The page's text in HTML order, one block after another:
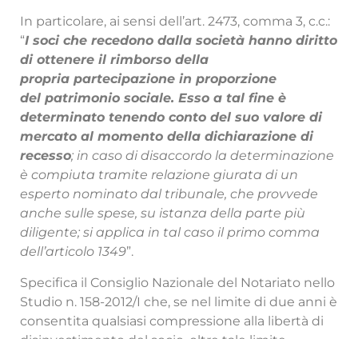
In particolare, ai sensi dell’art. 2473, comma 3, c.c.:
“I soci che recedono dalla società hanno diritto
di ottenere il rimborso della
propria partecipazione in proporzione
del patrimonio sociale. Esso a tal fine è
determinato tenendo conto del suo valore di
mercato al momento della dichiarazione di
recesso; in caso di disaccordo la determinazione
è compiuta tramite relazione giurata di un
esperto nominato dal tribunale, che provvede
anche sulle spese, su istanza della parte più
diligente; si applica in tal caso il primo comma
dell’articolo 1349”.
Specifica il Consiglio Nazionale del Notariato nello
Studio n. 158-2012/I che, se nel limite di due anni è
consentita qualsiasi compressione alla libertà di